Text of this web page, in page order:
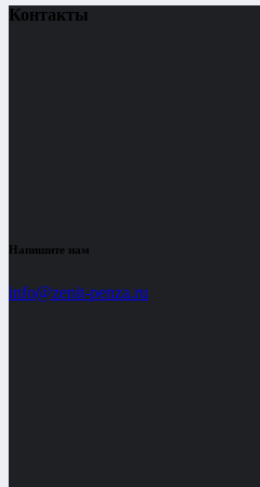
Контакты
Напишите нам
info@zenit-penza.ru